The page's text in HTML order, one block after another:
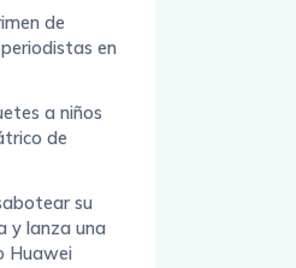
de
en
a niños
de
su
y lanza una
Huawei